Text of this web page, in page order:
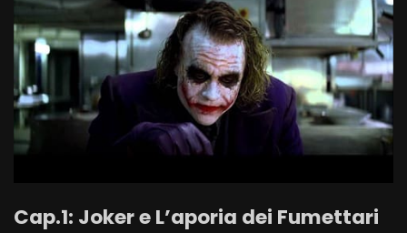
Cap.1: Joker e L’aporia dei Fumettari